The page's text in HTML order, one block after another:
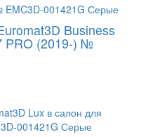
Business
PRO (2019-) №